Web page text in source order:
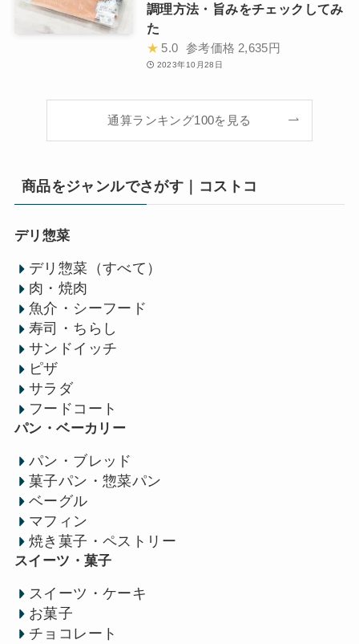
調理方法・旨みをチェックしてみ
た
★ 5.0 参考価格 2,635円
2023年10月28日
通算ランキング100を見る
商品をジャンルでさがす｜コストコ
デリ惣菜
デリ惣菜（すべて）
肉・焼肉
魚介・シーフード
寿司・ちらし
サンドイッチ
ピザ
サラダ
フードコート
パン・ベーカリー
パン・ブレッド
菓子パン・惣菜パン
ベーグル
マフィン
焼き菓子・ペストリー
スイーツ・菓子
スイーツ・ケーキ
お菓子
チョコレート